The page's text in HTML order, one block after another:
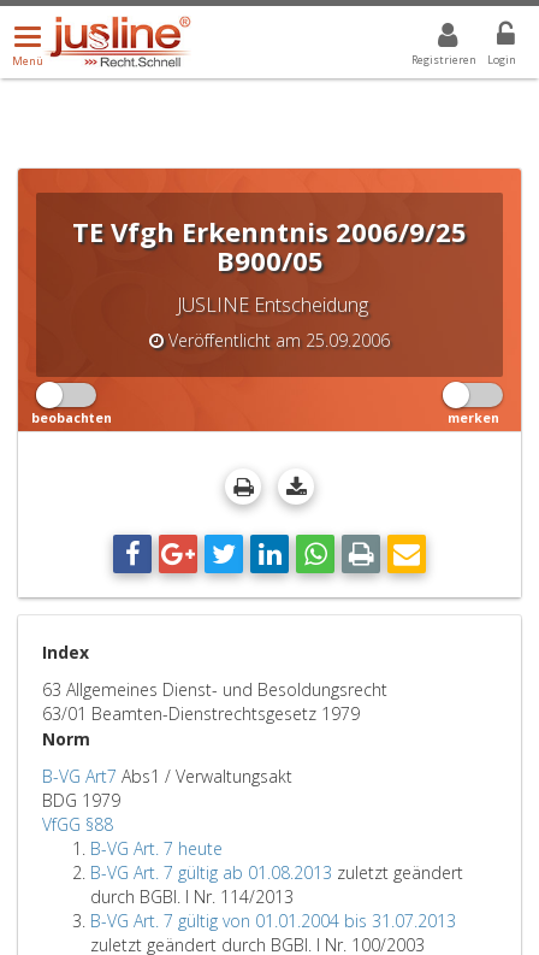
Registrieren Login
Menü
öffnen/schließen
Menü
ALLE DROPDOWN: GEWÄHLTER WERT IST ALLE
TE Vfgh Erkenntnis 2006/9/25
B900/05
JUSLINE Entscheidung
Veröffentlicht am 25.09.2006
beobachten merken
Index
63 Allgemeines Dienst- und Besoldungsrecht
63/01 Beamten-Dienstrechtsgesetz 1979
Norm
B-VG Art7 Abs1 / Verwaltungsakt
BDG 1979
VfGG §88
B-VG Art. 7 heute
B-VG Art. 7 gültig ab 01.08.2013 zuletzt geändert
durch BGBl. I Nr. 114/2013
B-VG Art. 7 gültig von 01.01.2004 bis 31.07.2013
zuletzt geändert durch BGBl. I Nr. 100/2003